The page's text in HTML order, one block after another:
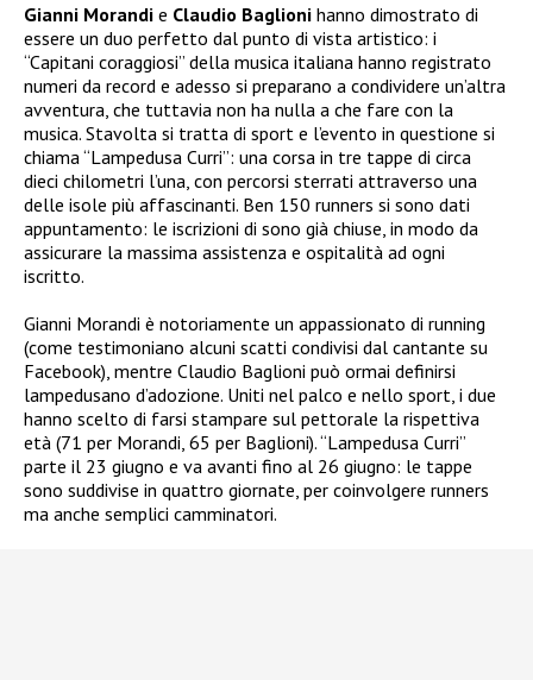
Gianni Morandi e Claudio Baglioni hanno dimostrato di
essere un duo perfetto dal punto di vista artistico: i
“Capitani coraggiosi” della musica italiana hanno registrato
numeri da record e adesso si preparano a condividere un’altra
avventura, che tuttavia non ha nulla a che fare con la
musica. Stavolta si tratta di sport e l’evento in questione si
chiama “Lampedusa Curri”: una corsa in tre tappe di circa
dieci chilometri l’una, con percorsi sterrati attraverso una
delle isole più affascinanti. Ben 150 runners si sono dati
appuntamento: le iscrizioni di sono già chiuse, in modo da
assicurare la massima assistenza e ospitalità ad ogni
iscritto.
Gianni Morandi è notoriamente un appassionato di running
(come testimoniano alcuni scatti condivisi dal cantante su
Facebook), mentre Claudio Baglioni può ormai definirsi
lampedusano d’adozione. Uniti nel palco e nello sport, i due
hanno scelto di farsi stampare sul pettorale la rispettiva
età (71 per Morandi, 65 per Baglioni). “Lampedusa Curri”
parte il 23 giugno e va avanti fino al 26 giugno: le tappe
sono suddivise in quattro giornate, per coinvolgere runners
ma anche semplici camminatori.